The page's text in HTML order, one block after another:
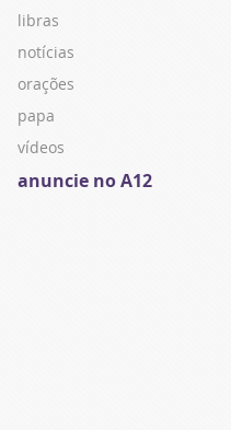
libras
notícias
orações
papa
vídeos
anuncie no A12